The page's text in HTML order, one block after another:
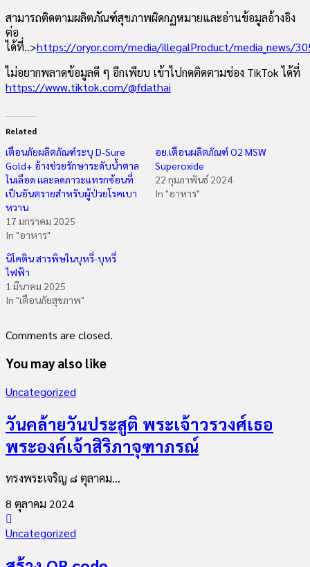
สามารถติดตามผลิตภัณฑ์สุขภาพผิดกฏหมายและอ่านข้อมูลอ้างอิง
ต่อ
ได้ที่..>https://oryor.com/media/illegalProduct/media_news/
ไม่อยากพลาดข้อมูลดี ๆ อีกเพียบ เข้าไปกดติดตามช่อง TikTok ได้ที่
https://www.tiktok.com/@fdathai
Related
เตือนภัยผลิตภัณฑ์ระบุ D-Sure
Gold+ อ้างช่วยรักษาระดับน้ำตาล
ในเลือด และลดภาวะแทรกซ้อนที่
เป็นอันตรายสำหรับผู้ป่วยโรคเบา
หวาน
17 มกราคม 2025
In "อาหาร"
อย.เตือนผลิตภัณฑ์ O2 MSW
Superoxide
22 กุมภาพันธ์ 2024
In "อาหาร"
นิโคติน สารพิษในบุหรี่-บุหรี่
ไฟฟ้า
1 มีนาคม 2025
In "เตือนภัยสุขภาพ"
Comments are closed.
You may also like
Uncategorized
วันคล้ายวันประสูติ พระเจ้าวรวงศ์เธอ
พระองค์เจ้าสิริภาจุฑาภรณ์
ทรงพระเจริญ ๘ ตุลาคม...
8 ตุลาคม 2024
Uncategorized